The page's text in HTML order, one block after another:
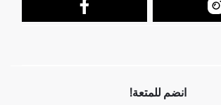
في ديفاكتو ؟
انضم للمتعة!